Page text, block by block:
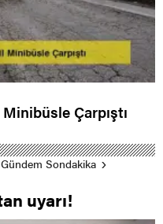
Çarpıştı
Sondakika
uyarı!